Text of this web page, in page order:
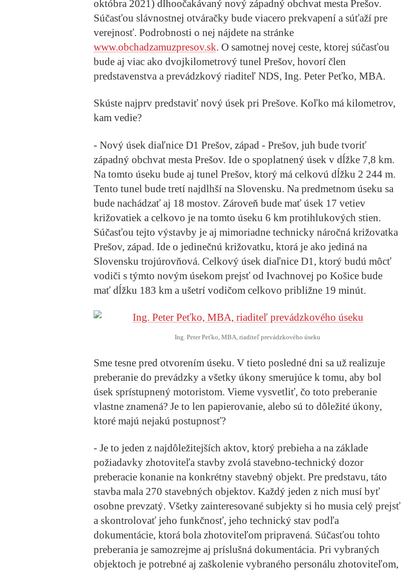
októbra 2021) dlhoočakávaný nový západný obchvat mesta Prešov.
Súčasťou slávnostnej otváračky bude viacero prekvapení a súťaží pre
verejnosť. Podrobnosti o nej nájdete na stránke
www.obchadzamuzpresov.sk. O samotnej novej ceste, ktorej súčasťou
bude aj viac ako dvojkilometrový tunel Prešov, hovorí člen
predstavenstva a prevádzkový riaditeľ NDS, Ing. Peter Peťko, MBA.
Skúste najprv predstaviť nový úsek pri Prešove. Koľko má kilometrov,
kam vedie?
- Nový úsek diaľnice D1 Prešov, západ - Prešov, juh bude tvoriť
západný obchvat mesta Prešov. Ide o spoplatnený úsek v dĺžke 7,8 km.
Na tomto úseku bude aj tunel Prešov, ktorý má celkovú dĺžku 2 244 m.
Tento tunel bude tretí najdlhší na Slovensku. Na predmetnom úseku sa
bude nachádzať aj 18 mostov. Zároveň bude mať úsek 17 vetiev
križovatiek a celkovo je na tomto úseku 6 km protihlukových stien.
Súčasťou tejto výstavby je aj mimoriadne technicky náročná križovatka
Prešov, západ. Ide o jedinečnú križovatku, ktorá je ako jediná na
Slovensku trojúrovňová. Celkový úsek diaľnice D1, ktorý budú môcť
vodiči s týmto novým úsekom prejsť od Ivachnovej po Košice bude
mať dĺžku 183 km a ušetrí vodičom celkovo približne 19 minút.
Ing. Peter Peťko, MBA, riaditeľ prevádzkového úseku
Sme tesne pred otvorením úseku. V tieto posledné dni sa už realizuje
preberanie do prevádzky a všetky úkony smerujúce k tomu, aby bol
úsek sprístupnený motoristom. Vieme vysvetliť, čo toto preberanie
vlastne znamená? Je to len papierovanie, alebo sú to dôležité úkony,
ktoré majú nejakú postupnosť?
- Je to jeden z najdôležitejších aktov, ktorý prebieha a na základe
požiadavky zhotoviteľa stavby zvolá stavebno-technický dozor
preberacie konanie na konkrétny stavebný objekt. Pre predstavu, táto
stavba mala 270 stavebných objektov. Každý jeden z nich musí byť
osobne prevzatý. Všetky zainteresované subjekty si ho musia celý prejsť
a skontrolovať jeho funkčnosť, jeho technický stav podľa
dokumentácie, ktorá bola zhotoviteľom pripravená. Súčasťou tohto
preberania je samozrejme aj príslušná dokumentácia. Pri vybraných
objektoch je potrebné aj zaškolenie vybraného personálu zhotoviteľom,